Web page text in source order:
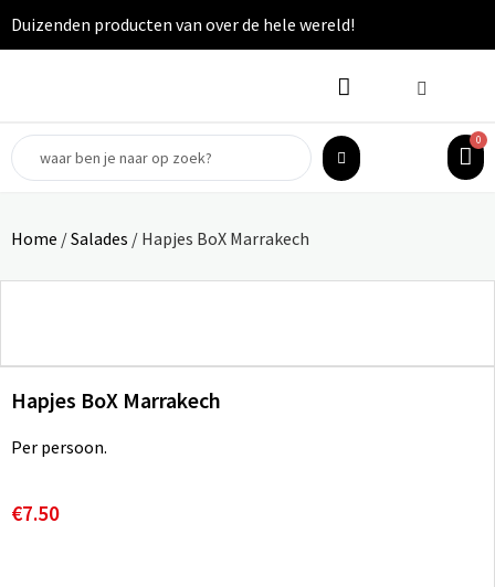
Duizenden producten van over de hele wereld!
0
Home /Salades / Hapjes BoX Marrakech
Hapjes BoX Marrakech
Per persoon.
€7.50